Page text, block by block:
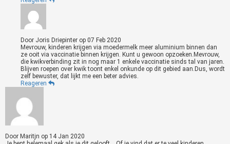
Door Joris Driepinter op 07 Feb 2020
Mevrouw, kinderen krijgen via moedermelk meer aluminium binnen dan
ze ooit via vaccinatie binnen krijgen. Kunt u gewoon opzoeken.Mevrouw,
die kwikverbinding zit in nog maar 1 enkele vaccinatie sinds tal van jaren.
Blijven roepen over kwik toont enkel onkunde op dit gebied aan.Dus, wordt
zelf bewuster, dat lijkt me een beter advies.
Reageren
Door Maritjn op 14 Jan 2020